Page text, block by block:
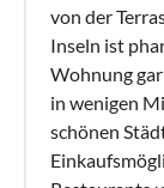
von der
Inseln ist
Wohnung gar
in wenigen
schönen